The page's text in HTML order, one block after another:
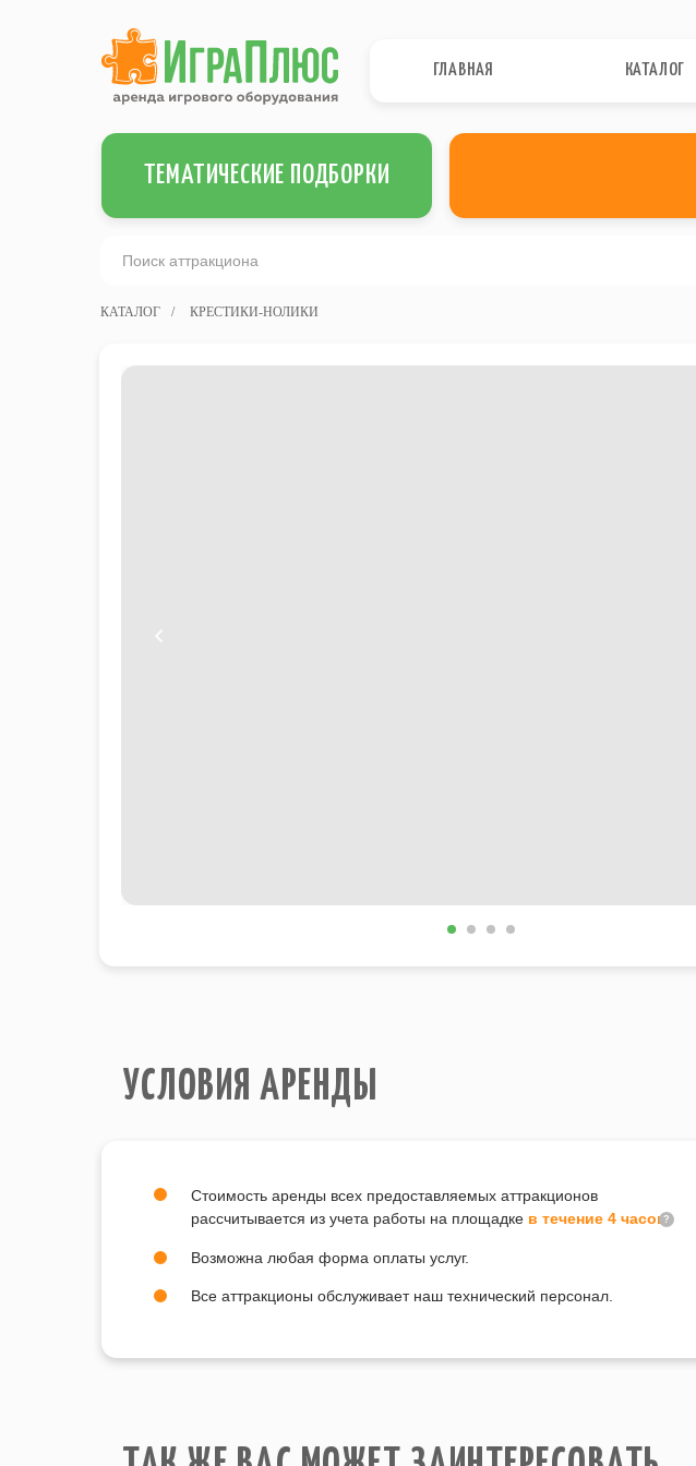
ТЕМАТИЧЕСКИЕ ПОДБОРКИ
ГЛАВНАЯ КАТАЛОГ
КАТАЛОГ / КРЕСТИКИ-НОЛИКИ
УСЛОВИЯ АРЕНДЫ
Стоимость аренды всех предоставляемых аттракционов
рассчитывается из учета работы на площадке в течение 4 часов
Все аттракционы обслуживает наш технический персонал.
Возможна любая форма оплаты услуг.
?